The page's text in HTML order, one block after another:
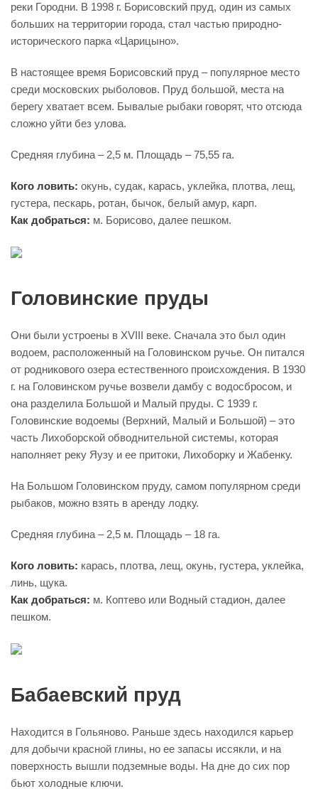
реки Городни. В 1998 г. Борисовский пруд, один из самых
больших на территории города, стал частью природно-
исторического парка «Царицыно».
В настоящее время Борисовский пруд – популярное место
среди московских рыболовов. Пруд большой, места на
берегу хватает всем. Бывалые рыбаки говорят, что отсюда
сложно уйти без улова.
Средняя глубина – 2,5 м. Площадь – 75,55 га.
Кого ловить: окунь, судак, карась, уклейка, плотва, лещ,
густера, пескарь, ротан, бычок, белый амур, карп.
Как добраться: м. Борисово, далее пешком.
Головинские пруды
Они были устроены в XVIII веке. Сначала это был один
водоем, расположенный на Головинском ручье. Он питался
от родникового озера естественного происхождения. В 1930
г. на Головинском ручье возвели дамбу с водосбросом, и
она разделила Большой и Малый пруды. С 1939 г.
Головинские водоемы (Верхний, Малый и Большой) – это
часть Лихоборской обводнительной системы, которая
наполняет реку Яузу и ее притоки, Лихоборку и Жабенку.
На Большом Головинском пруду, самом популярном среди
рыбаков, можно взять в аренду лодку.
Средняя глубина – 2,5 м. Площадь – 18 га.
Кого ловить: карась, плотва, лещ, окунь, густера, уклейка,
линь, щука.
Как добраться: м. Коптево или Водный стадион, далее
пешком.
Бабаевский пруд
Находится в Гольяново. Раньше здесь находился карьер
для добычи красной глины, но ее запасы иссякли, и на
поверхность вышли подземные воды. На дне до сих пор
бьют холодные ключи.